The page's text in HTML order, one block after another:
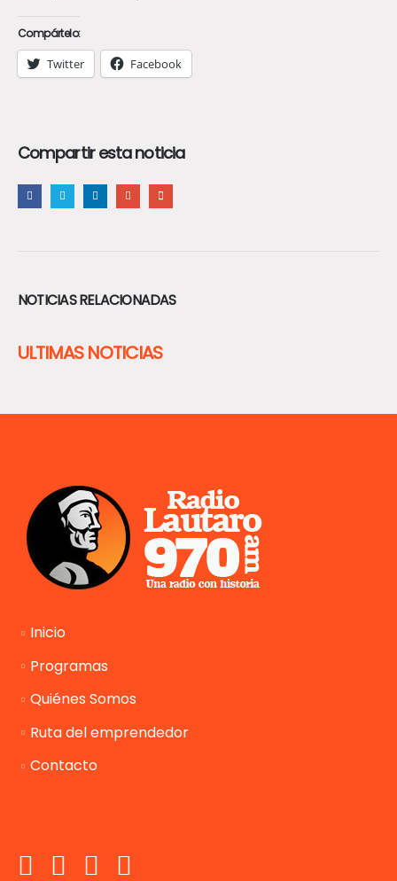
Compártelo:
Twitter Facebook
Compartir esta noticia
NOTICIAS RELACIONADAS
ULTIMAS NOTICIAS
Inicio
Programas
Quiénes Somos
Ruta del emprendedor
Contacto